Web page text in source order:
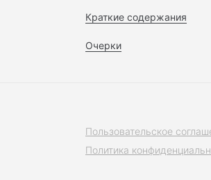
Краткие содержания
Очерки
Пользовательское
Политика